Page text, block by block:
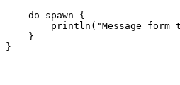
do spawn {
println("Message form
    }